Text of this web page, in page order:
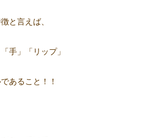
と言えば、
手」「リップ」
あること！！